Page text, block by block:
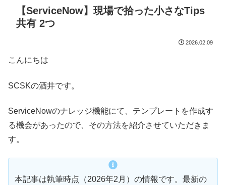
【ServiceNow】現場で拾った小さなTips
共有 2つ
2026.02.09
こんにちは
SCSKの酒井です。
ServiceNowのナレッジ機能にて、テンプレートを作成す
る機会があったので、その方法を紹介させていただきま
す。
本記事は執筆時点（2026年2月）の情報です。最新の